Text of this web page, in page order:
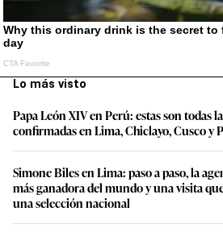
Lo más visto
Papa León XIV en Perú: estas son todas
confirmadas en Lima, Chiclayo, Cusco y
Simone Biles en Lima: paso a paso, la
más ganadora del mundo y una visita
una selección nacional